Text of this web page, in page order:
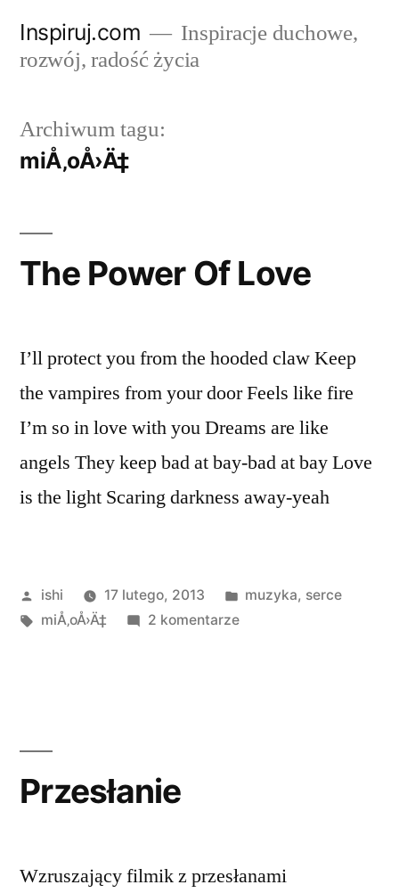
Inspiruj.com
Inspiracje duchowe,
rozwój, radość życia
Archiwum tagu:
miÅ‚oÅ›Ä‡
The Power Of Love
I’ll protect you from the hooded claw Keep
the vampires from your door Feels like fire
I’m so in love with you Dreams are like
angels They keep bad at bay-bad at bay Love
is the light Scaring darkness away-yeah
Opublikowane
przez
ishi 17 lutego, 2013
Opublikowano
muzyka, serce
Tagi:
miÅ‚oÅ›Ä‡ 2 komentarzedo
Przesłanie
Wzruszający filmik z przesłanami